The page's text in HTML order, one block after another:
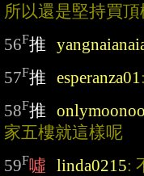
所以還是堅持買
56F推
57F推 esperanza01
58F推 onlymoonoo
家五樓就這樣呢
59F噓 linda0215: